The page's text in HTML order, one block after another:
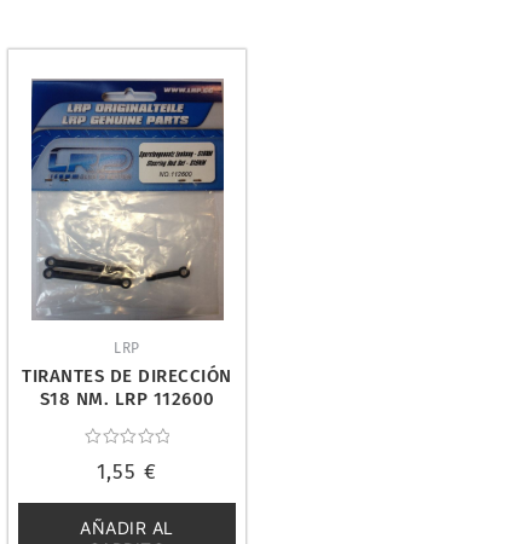
LRP
TIRANTES DE DIRECCIÓN
S18 NM. LRP 112600
con
de
5
1,55€
AÑADIR AL